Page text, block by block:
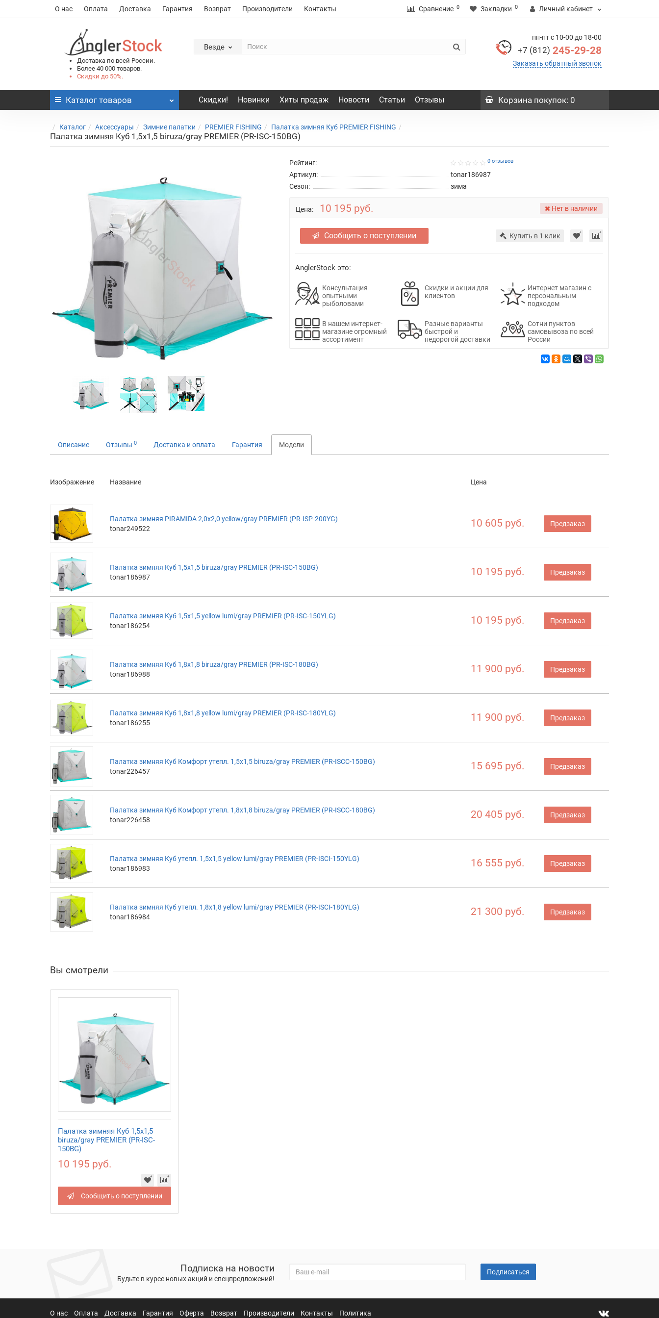
О нас Оплата Доставка Гарантия Возврат Производители Контакты Сравнение 0 Закладки 0 Личный кабинет
Доставка по всей России.
Более 40 000 товаров.
Скидки до 50%.
Везде
пн-пт с 10-00 до 18-00
+7 (812) 245-29-28
Заказать обратный звонок
Каталог товаров Скидки! Новинки Хиты продаж Новости Статьи Отзывы Корзина покупок: 0
Каталог Аксессуары Зимние палатки PREMIER FISHING Палатка зимняя Куб PREMIER FISHING
Палатка зимняя Куб 1,5х1,5 biruza/gray PREMIER (PR-ISC-150BG)
Рейтинг: 0 отзывов
Артикул:
tonar186987
Сезон:
зима
Цена: 10 195 руб. Нет в наличии
Сообщить о поступлении Купить в 1 клик
AnglerStock это:
Консультация
опытными
рыболовами
Скидки и акции для
клиентов
Интернет магазин с
персональным
подходом
В нашем интернет-
магазине огромный
ассортимент
Разные варианты
быстрой и
недорогой доставки
Сотни пунктов
самовывоза по всей
России
Описание Отзывы 0 Доставка и оплата Гарантия Модели
Изображение Название Цена
Палатка зимняя PIRAMIDA 2,0х2,0 yellow/gray PREMIER (PR-ISP-200YG)
tonar249522
10 605 руб. Предзаказ
Палатка зимняя Куб 1,5х1,5 biruza/gray PREMIER (PR-ISC-150BG)
tonar186987
10 195 руб. Предзаказ
Палатка зимняя Куб 1,5х1,5 yellow lumi/gray PREMIER (PR-ISC-150YLG)
tonar186254
10 195 руб. Предзаказ
Палатка зимняя Куб 1,8х1,8 biruza/gray PREMIER (PR-ISC-180BG)
tonar186988
11 900 руб. Предзаказ
Палатка зимняя Куб 1,8х1,8 yellow lumi/gray PREMIER (PR-ISC-180YLG)
tonar186255
11 900 руб. Предзаказ
Палатка зимняя Куб Комфорт утепл. 1,5х1,5 biruza/gray PREMIER (PR-ISCC-150BG)
tonar226457
15 695 руб. Предзаказ
Палатка зимняя Куб Комфорт утепл. 1,8х1,8 biruza/gray PREMIER (PR-ISCC-180BG)
tonar226458
20 405 руб. Предзаказ
Палатка зимняя Куб утепл. 1,5х1,5 yellow lumi/gray PREMIER (PR-ISCI-150YLG)
tonar186983
16 555 руб. Предзаказ
Палатка зимняя Куб утепл. 1,8х1,8 yellow lumi/gray PREMIER (PR-ISCI-180YLG)
tonar186984
21 300 руб. Предзаказ
Вы смотрели
Палатка зимняя Куб 1,5х1,5
biruza/gray PREMIER (PR-ISC-
150BG)
10 195 руб.
Сообщить о поступлении
Подписка на новости
Будьте в курсе новых акций и спецпредложений!
Подписаться
О нас Оплата Доставка Гарантия Оферта Возврат Производители Контакты Политика